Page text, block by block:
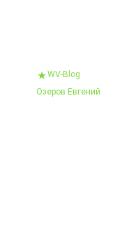
WV-Blog
Озеров Евгений